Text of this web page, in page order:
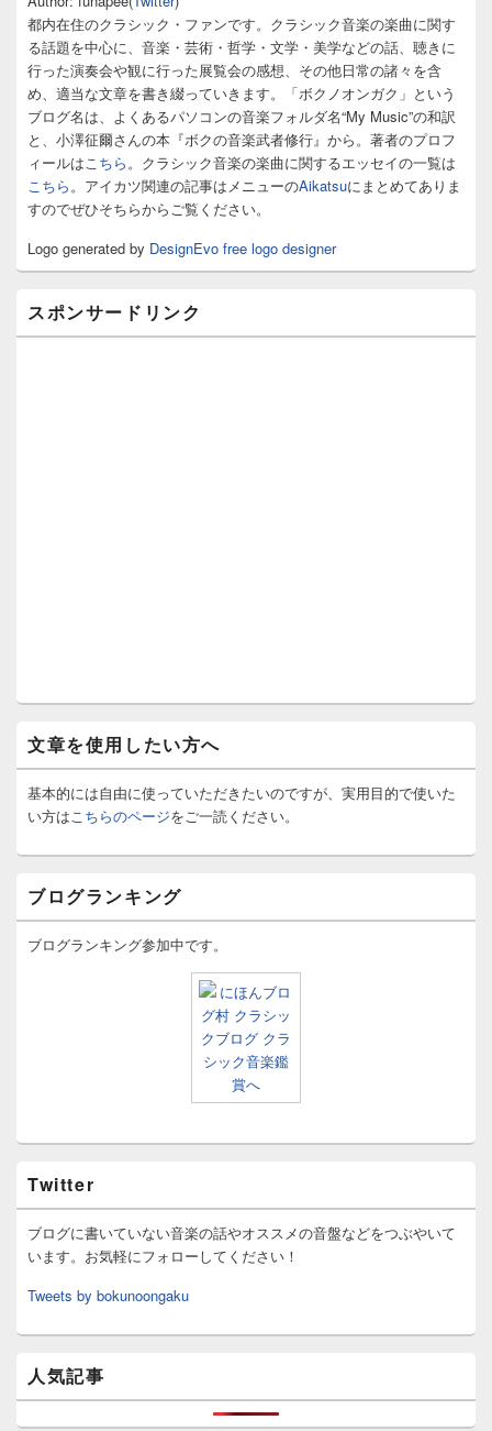
イ
バ
ー
ウ
ィ
ト
ア
都内在住のクラシック・ファンです。クラシック音楽の楽曲に関す
る話題を中心に、音楽・芸術・哲学・文学・美学などの話、聴きに
行った演奏会や観に行った展覧会の感想、その他日常の諸々を含
め、適当な文章を書き綴っていきます。「ボクノオンガク」という
ブログ名は、よくあるパソコンの音楽フォルダ名“My Music”の和訳
と、小澤征爾さんの本『ボクの音楽武者修行』から。著者のプロフ
ィールはこちら。クラシック音楽の楽曲に関するエッセイの一覧は
こちら。アイカツ関連の記事はメニューのAikatsuにまとめてありま
すのでぜひそちらからご覧ください。
Logo generated by DesignEvo free logo designer
スポンサードリンク
文章を使用したい方へ
基本的には自由に使っていただきたいのですが、実用目的で使いた
い方はこちらのページをご一読ください。
ブログランキング
ブログランキング参加中です。
Twitter
ブログに書いていない音楽の話やオススメの音盤などをつぶやいて
います。お気軽にフォローしてください！
Tweets by bokunoongaku
人気記事